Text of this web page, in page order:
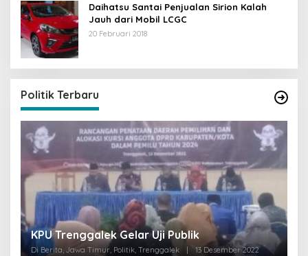
Daihatsu Santai Penjualan Sirion Kalah
Jauh dari Mobil LCGC
20 Februari 2018
Politik Terbaru
KPU Trenggalek Gelar Uji Publik
Di Berita, Jawa Timur, Politik, Trenggalek | 13 Desember 2022